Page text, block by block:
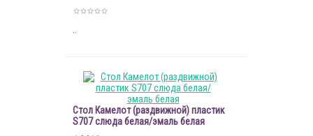
Стол Камелот (раздвижной) пластик
S707 слюда белая/эмаль белая